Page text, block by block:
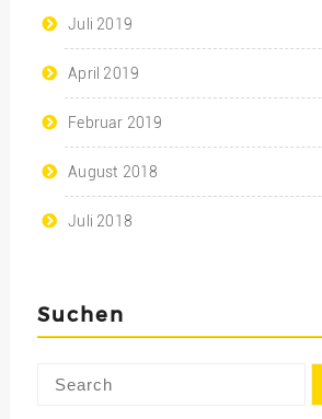
Juli 2019
April 2019
Februar 2019
August 2018
Juli 2018
Suchen